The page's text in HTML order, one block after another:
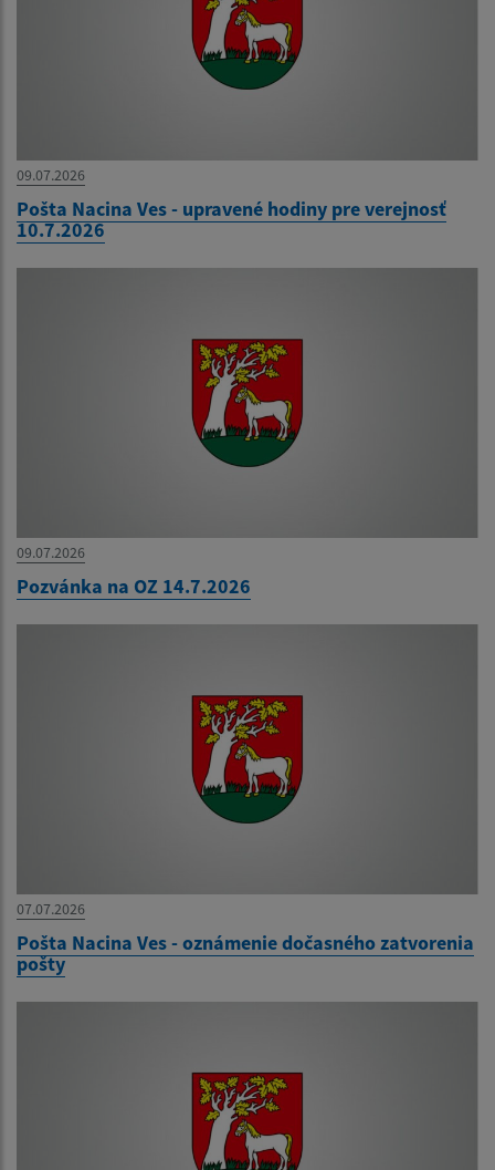
09.07.2026
Pošta Nacina Ves - upravené hodiny pre verejnosť
10.7.2026
09.07.2026
Pozvánka na OZ 14.7.2026
07.07.2026
Pošta Nacina Ves - oznámenie dočasného zatvorenia
pošty